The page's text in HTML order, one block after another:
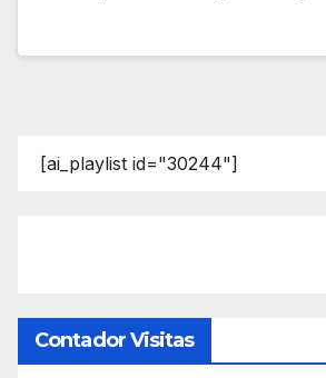
[ai_playlist id="30244"]
Contador Visitas